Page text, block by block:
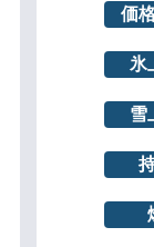
価
氷
雪